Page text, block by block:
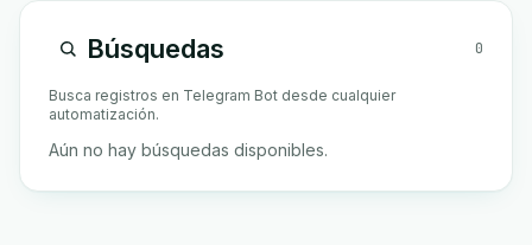
Búsquedas 0
Busca registros en Telegram Bot desde cualquier
automatización.
Aún no hay búsquedas disponibles.